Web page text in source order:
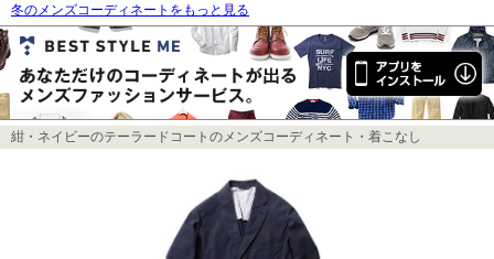
冬のメンズコーディネートをもっと見る
紺・ネイビーのテーラードコートのメンズコーディネート・着こなし